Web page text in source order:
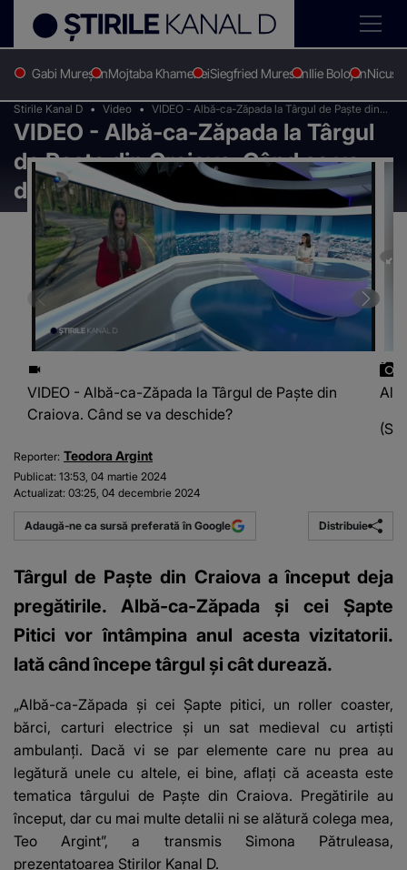
Gabi MureșanMojtaba KhameneiSiegfried MuresanIlie Bolojan
Stirile Kanal D Video
VIDEO - Albă-ca-Zăpada la Târgul de Paște din
Craiova. Când se va deschide?
VIDEO - Albă-ca-Zăpada la Târgul
de Paște din Craiova. Când se va
deschide?
VIDEO - Albă-ca-Zăpada la Târgul de Paște din
Craiova. Când se va deschide?
Reporter: Teodora Argint
Publicat: 13:53, 04 martie 2024
Actualizat: 03:25, 04 decembrie 2024
Adaugă-ne ca sursă preferată în Google Distribuie
Târgul de Paște din Craiova a început deja
pregătirile. Albă-ca-Zăpada și cei Șapte
Pitici vor întâmpina anul acesta vizitatorii.
Iată când începe târgul și cât durează.
„Albă-ca-Zăpada și cei Șapte pitici, un roller coaster,
bărci, carturi electrice și un sat medieval cu artiști
ambulanți. Dacă vi se par elemente care nu prea au
legătură unele cu altele, ei bine, aflați că aceasta este
tematica târgului de Paște din Craiova. Pregătirile au
început, dar cu mai multe detalii ni se alătură colega mea,
Teo Argint”, a transmis Simona Pătruleasa,
prezentatoarea Știrilor Kanal D.